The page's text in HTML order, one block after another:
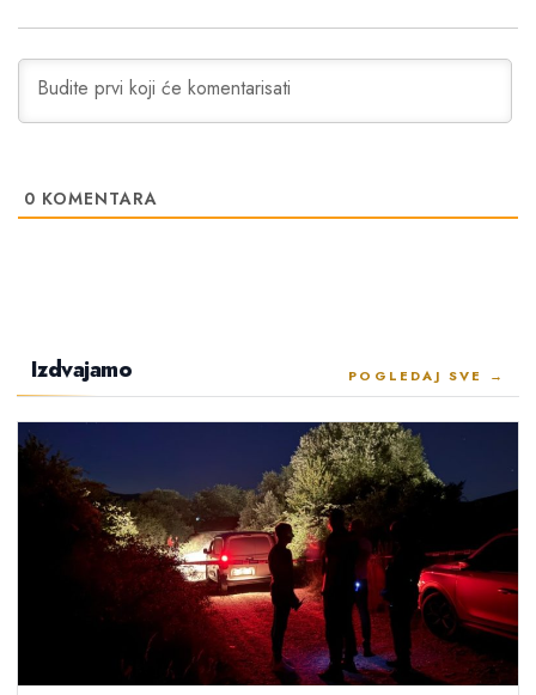
0 KOMENTARA
Izdvajamo POGLEDAJ SVE →